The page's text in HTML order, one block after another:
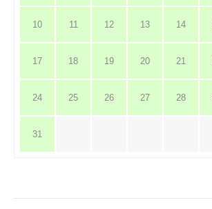
10 11 12 13 14
17 18 19 20 21
24 25 26 27 28
31